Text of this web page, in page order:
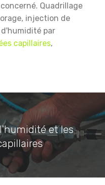
Quadrillage
injection de
par
capillaires,
et les